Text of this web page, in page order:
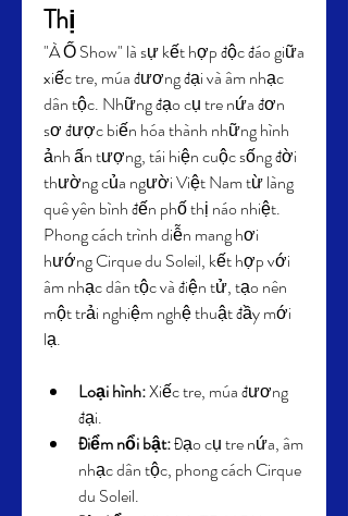
Thị
"À Ố Show" là sự kết hợp độc đáo giữa
xiếc tre, múa đương đại và âm nhạc
dân tộc. Những đạo cụ tre nứa đơn
sơ được biến hóa thành những hình
ảnh ấn tượng, tái hiện cuộc sống đời
thường của người Việt Nam từ làng
quê yên bình đến phố thị náo nhiệt.
Phong cách trình diễn mang hơi
hướng Cirque du Soleil, kết hợp với
âm nhạc dân tộc và điện tử, tạo nên
một trải nghiệm nghệ thuật đầy mới
lạ.
Loại hình: Xiếc tre, múa đương
đại.
Điểm nổi bật: Đạo cụ tre nứa, âm
nhạc dân tộc, phong cách Cirque
du Soleil.